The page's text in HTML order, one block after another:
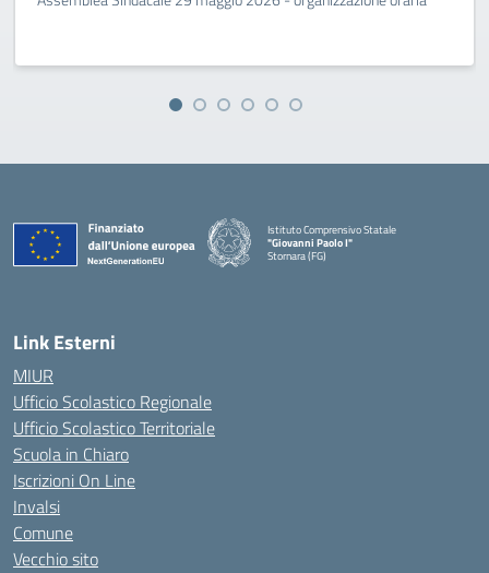
Istituto Comprensivo Statale
"Giovanni Paolo I"
Stornara (FG)
Link Esterni
MIUR
Ufficio Scolastico Regionale
Ufficio Scolastico Territoriale
Scuola in Chiaro
Iscrizioni On Line
Invalsi
Comune
Vecchio sito